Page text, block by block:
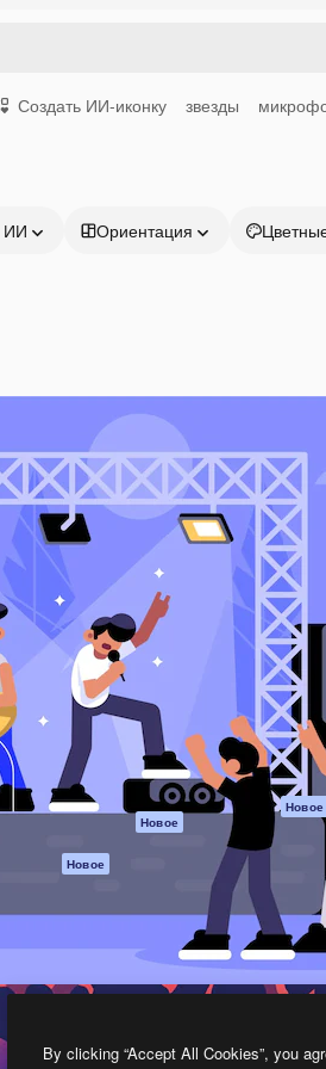
Создать ИИ-иконку звезды
ИИ Ориентация
Продукция
Spaces
ИИ-помощник
Генератор
изображений ИИ
Генератор видео
ИИ
Генератор голоса
на основе ИИ
Стоковый контент
MCP для
Новое
Новое
Мобильное
приложение
Magnific
Начать
Academy
Документация по
Пакету ИИ
Служба
поддержки
Условия и
положения
Политика
Оригиналы Новое
Политика файлов
cookie
Центр доверия
Партнеры
Предприятие
By clicking “Accept All Cookies”, you